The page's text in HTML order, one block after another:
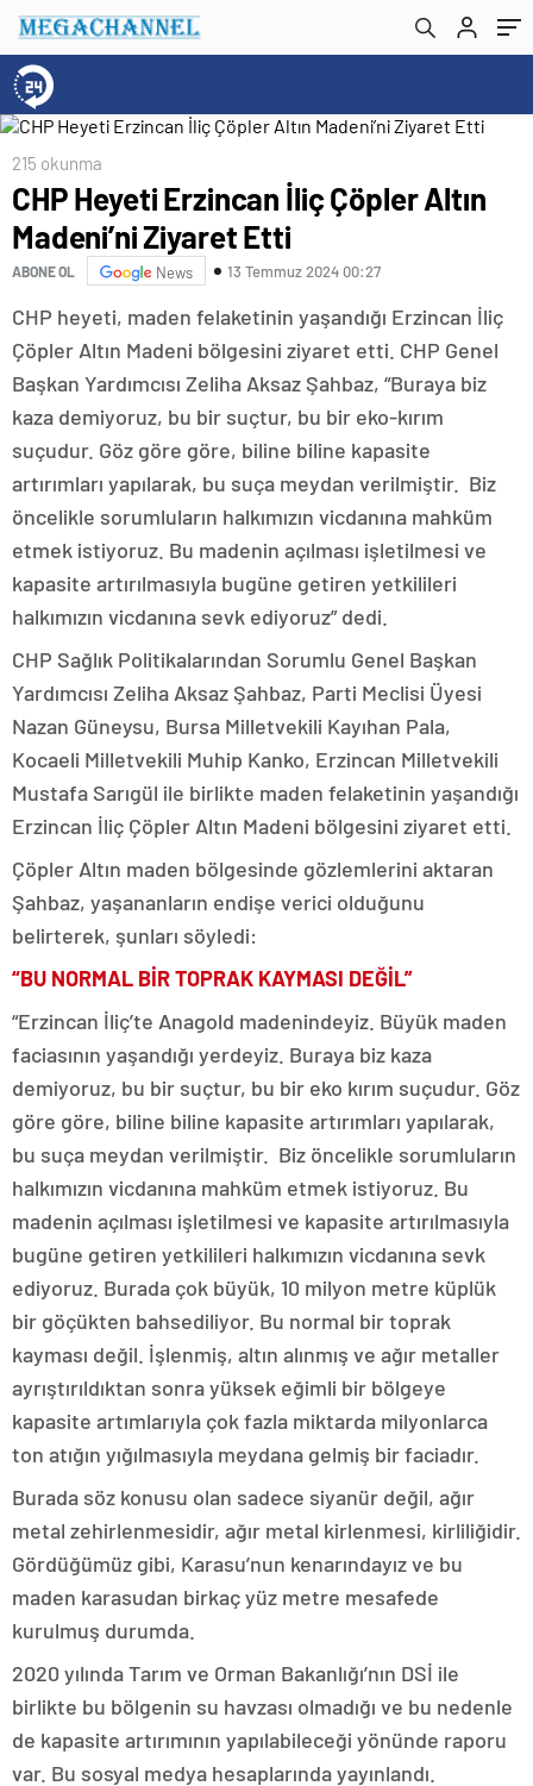
215 okunma
CHP Heyeti Erzincan İliç Çöpler Altın
Madeni’ni Ziyaret Etti
ABONE OL News 13 Temmuz 2024 00:27
CHP heyeti, maden felaketinin yaşandığı Erzincan İliç
Çöpler Altın Madeni bölgesini ziyaret etti. CHP Genel
Başkan Yardımcısı Zeliha Aksaz Şahbaz, “Buraya biz
kaza demiyoruz, bu bir suçtur, bu bir eko-kırım
suçudur. Göz göre göre, biline biline kapasite
artırımları yapılarak, bu suça meydan verilmiştir. Biz
öncelikle sorumluların halkımızın vicdanına mahküm
etmek istiyoruz. Bu madenin açılması işletilmesi ve
kapasite artırılmasıyla bugüne getiren yetkilileri
halkımızın vicdanına sevk ediyoruz” dedi.
CHP Sağlık Politikalarından Sorumlu Genel Başkan
Yardımcısı Zeliha Aksaz Şahbaz, Parti Meclisi Üyesi
Nazan Güneysu, Bursa Milletvekili Kayıhan Pala,
Kocaeli Milletvekili Muhip Kanko, Erzincan Milletvekili
Mustafa Sarıgül ile birlikte maden felaketinin yaşandığı
Erzincan İliç Çöpler Altın Madeni bölgesini ziyaret etti.
Çöpler Altın maden bölgesinde gözlemlerini aktaran
Şahbaz, yaşananların endişe verici olduğunu
belirterek, şunları söyledi:
“BU NORMAL BİR TOPRAK KAYMASI DEĞİL”
“Erzincan İliç’te Anagold madenindeyiz. Büyük maden
faciasının yaşandığı yerdeyiz. Buraya biz kaza
demiyoruz, bu bir suçtur, bu bir eko kırım suçudur. Göz
göre göre, biline biline kapasite artırımları yapılarak,
bu suça meydan verilmiştir. Biz öncelikle sorumluların
halkımızın vicdanına mahküm etmek istiyoruz. Bu
madenin açılması işletilmesi ve kapasite artırılmasıyla
bugüne getiren yetkilileri halkımızın vicdanına sevk
ediyoruz. Burada çok büyük, 10 milyon metre küplük
bir göçükten bahsediliyor. Bu normal bir toprak
kayması değil. İşlenmiş, altın alınmış ve ağır metaller
ayrıştırıldıktan sonra yüksek eğimli bir bölgeye
kapasite artımlarıyla çok fazla miktarda milyonlarca
ton atığın yığılmasıyla meydana gelmiş bir faciadır.
Burada söz konusu olan sadece siyanür değil, ağır
metal zehirlenmesidir, ağır metal kirlenmesi, kirliliğidir.
Gördüğümüz gibi, Karasu’nun kenarındayız ve bu
maden karasudan birkaç yüz metre mesafede
kurulmuş durumda.
2020 yılında Tarım ve Orman Bakanlığı’nın DSİ ile
birlikte bu bölgenin su havzası olmadığı ve bu nedenle
de kapasite artırımının yapılabileceği yönünde raporu
var. Bu sosyal medya hesaplarında yayınlandı.